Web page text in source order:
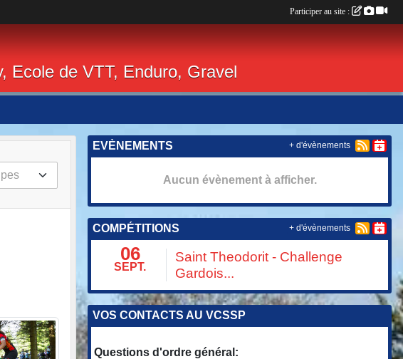
Ecole de VTT, Enduro, Gravel
EVÈNEMENTS
Aucun évènement à afficher.
+ d'évènements
COMPÉTITIONS
06
SEPT.
Saint Theodorit - Challenge
Gardois...
+ d'évènements
VOS CONTACTS AU VCSSP
Questions d'ordre général:
Participer au site :